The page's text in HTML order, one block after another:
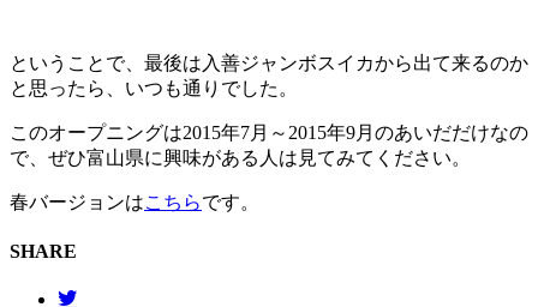
ということで、最後は入善ジャンボスイカから出て来るのか
と思ったら、いつも通りでした。
このオープニングは2015年7月～2015年9月のあいだだけなの
で、ぜひ富山県に興味がある人は見てみてください。
春バージョンはこちらです。
SHARE